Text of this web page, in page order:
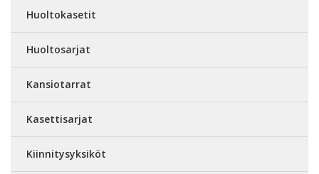
Huoltokasetit
Huoltosarjat
Kansiotarrat
Kasettisarjat
Kiinnitysyksiköt